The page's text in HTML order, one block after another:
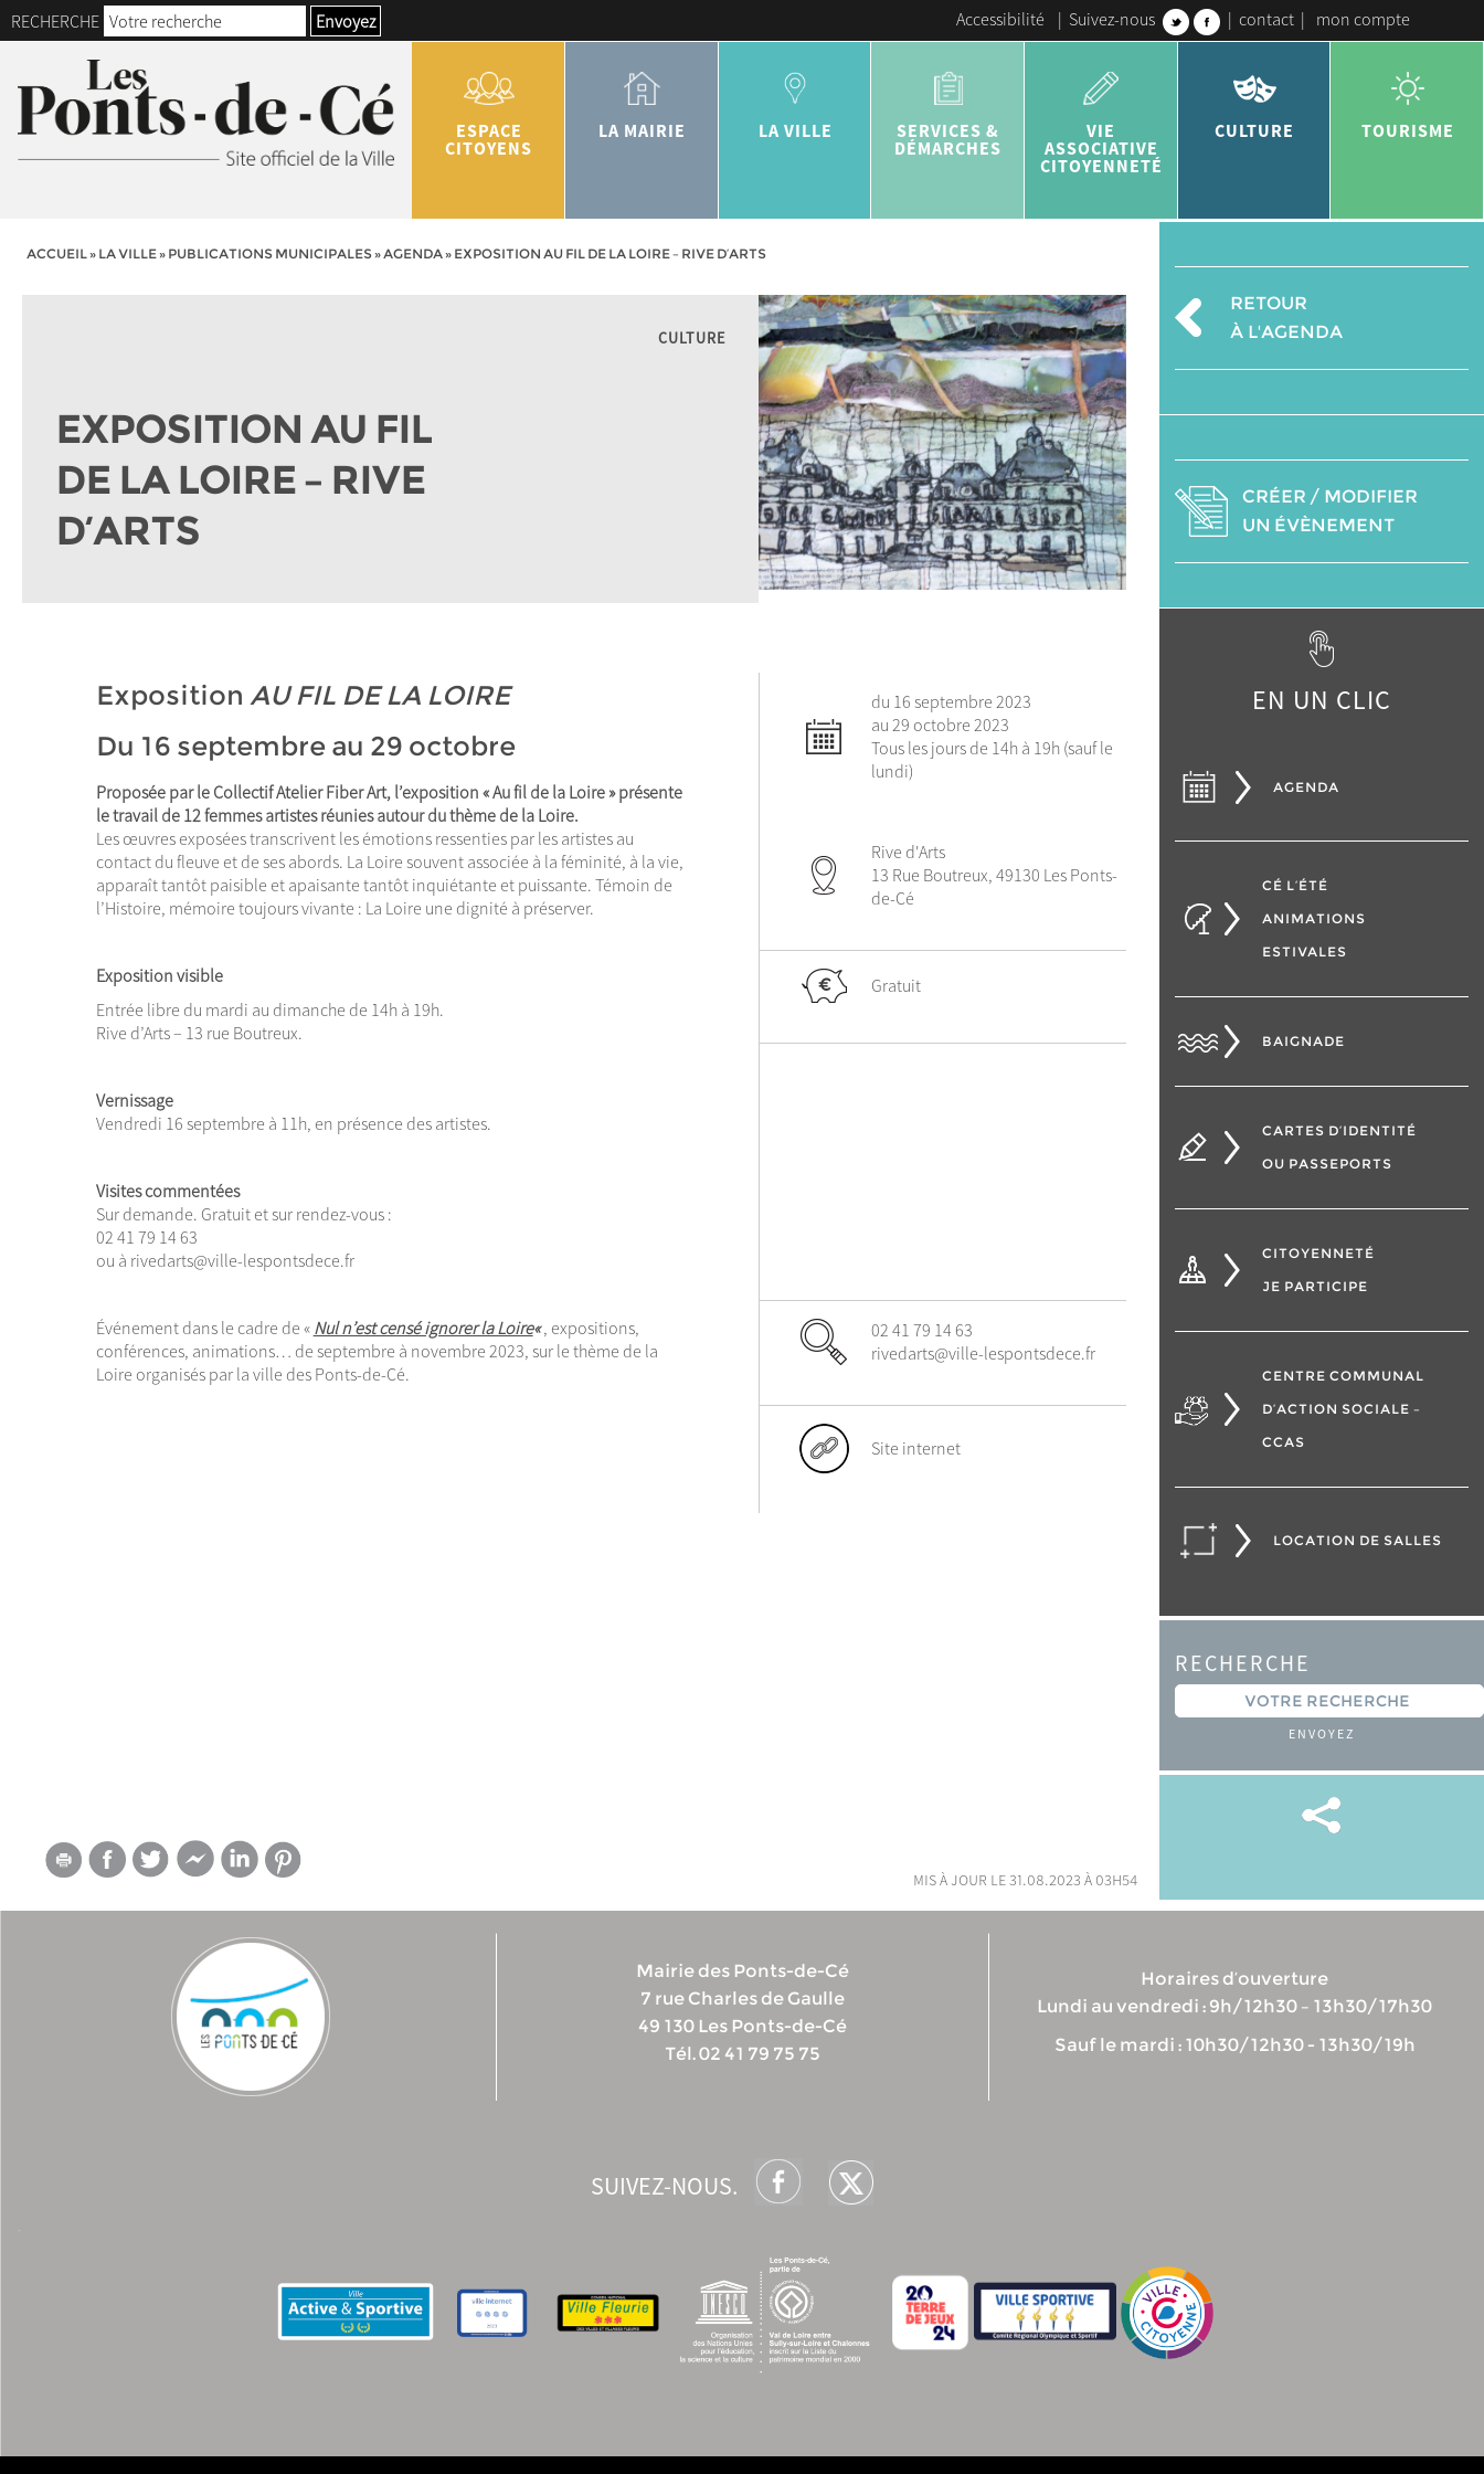
RECHERCHE Envoyez Accessibilité | Suivez-nous | contact | mon compte
ESPACE
CITOYENS
LA MAIRIE LA VILLE
SERVICES &
DÉMARCHES
VIE
ASSOCIATIVE
CITOYENNETÉ
CULTURE TOURISME
ACCUEIL» LA VILLE» PUBLICATIONS MUNICIPALES»AGENDA» EXPOSITION AU FIL DE LA LOIRE – RIVE D’ARTS
CULTURE
EXPOSITION AU FIL
DE LA LOIRE – RIVE
D’ARTS
Exposition AU FIL DE LA LOIRE
Du 16 septembre au 29 octobre
Proposée par le Collectif Atelier Fiber Art, l’exposition « Au fil de la Loire » présente
le travail de 12 femmes artistes réunies autour du thème de la Loire.
Les œuvres exposées transcrivent les émotions ressenties par les artistes au
contact du fleuve et de ses abords. La Loire souvent associée à la féminité, à la vie,
apparaît tantôt paisible et apaisante tantôt inquiétante et puissante. Témoin de
l’Histoire, mémoire toujours vivante : La Loire une dignité à préserver.
Exposition visible
Entrée libre du mardi au dimanche de 14h à 19h.
Rive d’Arts – 13 rue Boutreux.
Vernissage
Vendredi 16 septembre à 11h, en présence des artistes.
Visites commentées
Sur demande. Gratuit et sur rendez-vous :
02 41 79 14 63
ou à rivedarts@ville-lespontsdece.fr
Événement dans le cadre de « Nul n’est censé ignorer la Loire«, expositions,
conférences, animations… de septembre à novembre 2023, sur le thème de la
Loire organisés par la ville des Ponts-de-Cé.
du 16 septembre 2023
au 29 octobre 2023
Tous les jours de 14h à 19h (sauf le
lundi)
Rive d'Arts
13 Rue Boutreux, 49130 Les Ponts-
de-Cé
Gratuit
02 41 79 14 63
rivedarts@ville-lespontsdece.fr
Site internet
mis à jour le 31.08.2023 à 03h54
RETOUR
À L'AGENDA
CRÉER / MODIFIER
UN ÉVÈNEMENT
EN UN CLIC
AGENDA
CÉ L’ÉTÉ
ANIMATIONS
ESTIVALES
BAIGNADE
CARTES D’IDENTITÉ
OU PASSEPORTS
CITOYENNETÉ
JE PARTICIPE
CENTRE COMMUNAL
D’ACTION SOCIALE –
CCAS
LOCATION DE SALLES
RECHERCHE
ENVOYEZ
Mairie des Ponts-de-Cé
7 rue Charles de Gaulle
49 130 Les Ponts-de-Cé
Tél. 02 41 79 75 75
Horaires d’ouverture
Lundi au vendredi : 9h/12h30 – 13h30/17h30
Sauf le mardi : 10h30/12h30 - 13h30/19h
SUIVEZ-NOUS.